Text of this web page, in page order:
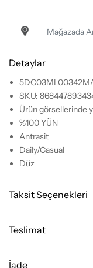
Mağazada
Detaylar
SKU:
Ürün görsellerinde
%100 YÜN
Antrasit
Daily/Casual
Düz
Taksit Seçenekleri
Teslimat
İade